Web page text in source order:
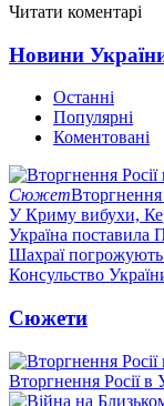
Читати коментарі
Новини
Останні
Популярні
Коментовані
СюжетВторгнення
У Криму вибухи,
Україна поставила
Шахраї
Консульство
Сюжети
Вторгнення Росії в